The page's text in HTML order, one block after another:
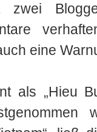
eine
als „Hieu